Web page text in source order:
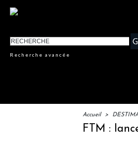
Recherche avancée
Accueil >
IFTM :